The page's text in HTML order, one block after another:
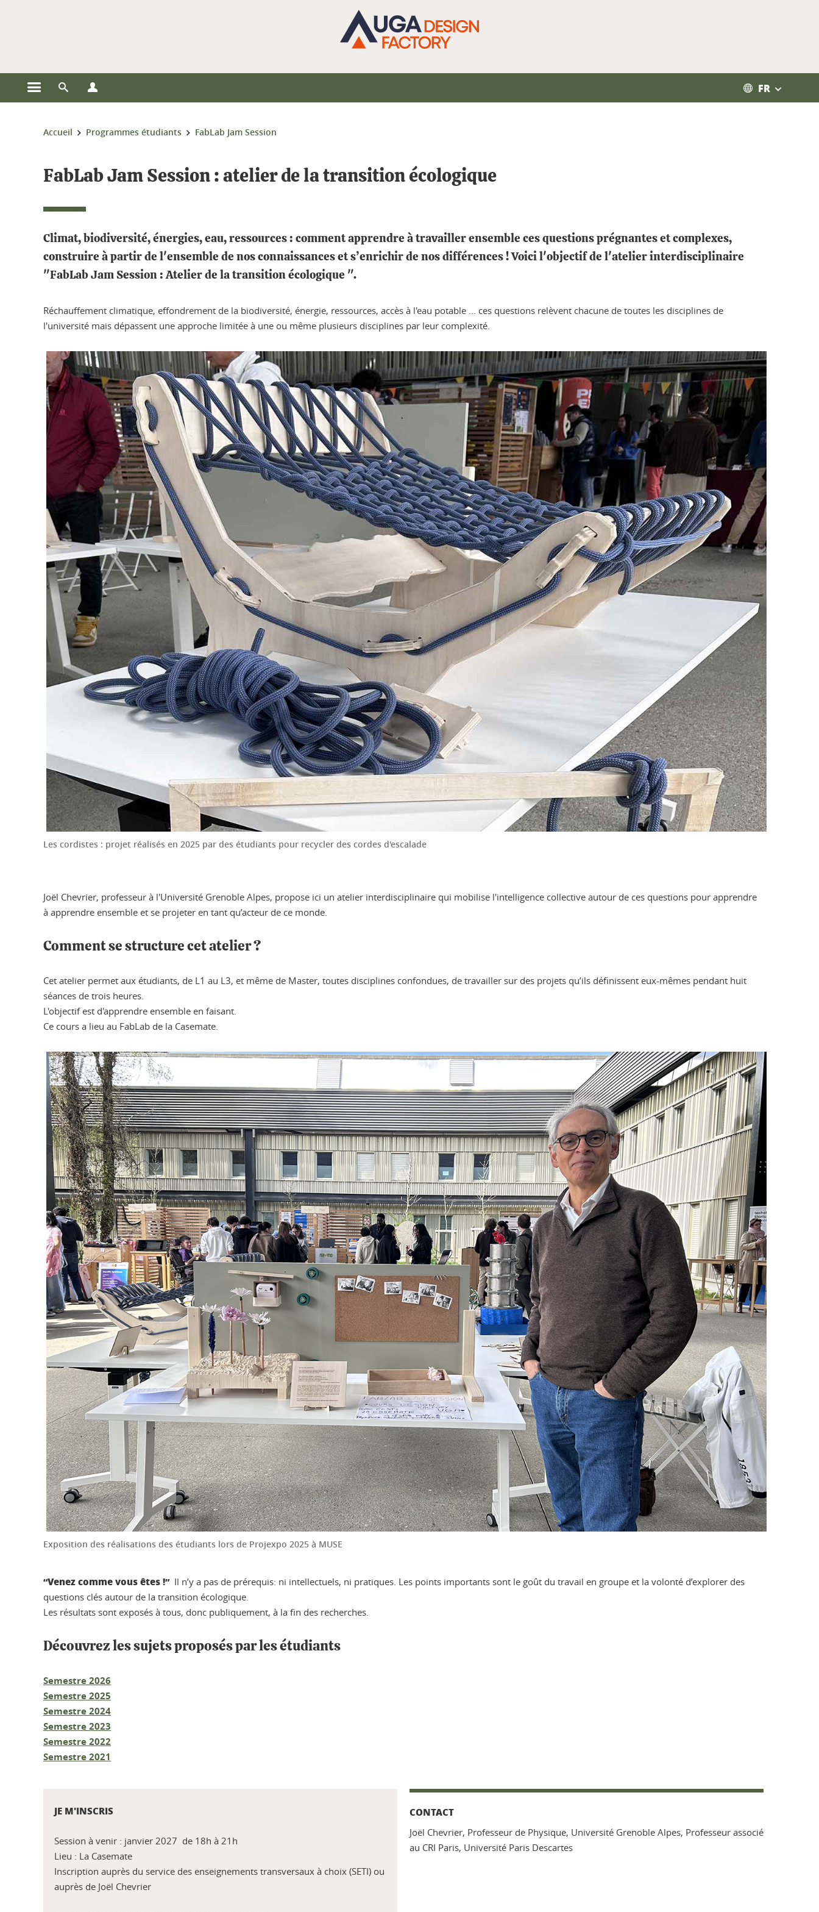
Ouvrir le menu principal
Ouvrir le moteur de recherche FR
Vous êtes ici :
Accueil Programmes étudiants FabLab Jam Session
FabLab Jam Session : atelier de la transition écologique
Climat, biodiversité, énergies, eau, ressources : comment apprendre à travailler ensemble ces questions prégnantes et complexes,
construire à partir de l'ensemble de nos connaissances et s’enrichir de nos différences ! Voici l'objectif de l'atelier interdisciplinaire
"FabLab Jam Session : Atelier de la transition écologique ".
Réchauffement climatique, effondrement de la biodiversité, énergie, ressources, accès à l'eau potable ... ces questions relèvent chacune de toutes les disciplines de
l'université mais dépassent une approche limitée à une ou même plusieurs disciplines par leur complexité.
Les cordistes : projet réalisés en 2025 par des étudiants pour recycler des cordes d'escalade
Joël Chevrier, professeur à l'Université Grenoble Alpes, propose ici un atelier interdisciplinaire qui mobilise l'intelligence collective autour de ces questions pour apprendre
à apprendre ensemble et se projeter en tant qu’acteur de ce monde.
Comment se structure cet atelier ?
Cet atelier permet aux étudiants, de L1 au L3, et même de Master, toutes disciplines confondues, de travailler sur des projets qu’ils définissent eux-mêmes pendant huit
séances de trois heures.
L'objectif est d'apprendre ensemble en faisant.
Ce cours a lieu au FabLab de la Casemate.
Exposition des réalisations des étudiants lors de Projexpo 2025 à MUSE
“Venez comme vous êtes !” Il n’y a pas de prérequis: ni intellectuels, ni pratiques. Les points importants sont le goût du travail en groupe et la volonté d’explorer des
questions clés autour de la transition écologique.
Les résultats sont exposés à tous, donc publiquement, à la fin des recherches.
Découvrez les sujets proposés par les étudiants
Semestre 2026
Semestre 2025
Semestre 2024
Semestre 2023
Semestre 2022
Semestre 2021
JE M'INSCRIS
Session à venir : janvier 2027 de 18h à 21h
Lieu : La Casemate
Inscription auprès du service des enseignements transversaux à choix (SETI) ou
auprès de Joël Chevrier
CONTACT
Joël Chevrier, Professeur de Physique, Université Grenoble Alpes, Professeur associé
au CRI Paris, Université Paris Descartes